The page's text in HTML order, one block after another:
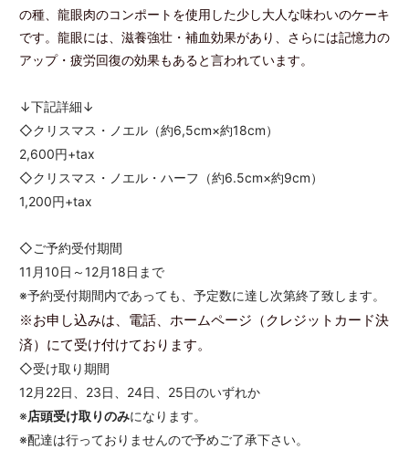
の種、龍眼肉のコンポートを使用した少し大人な味わいのケーキ
です。 龍眼には、滋養強壮・補血効果があり、さらには記憶力の
アップ・疲労回復の効果もあると言われています。
↓下記詳細↓
◇クリスマス・ノエル（約6,5cm×約18cm）
2,600円+tax
◇クリスマス・ノエル・ハーフ（約6.5cm×約9cm）
1,200円+tax
◇ご予約受付期間
11月10日～12月18日まで
※予約受付期間内であっても、予定数に達し次第終了致します。
※お申し込みは、電話、ホームページ（クレジットカード決
済）にて受け付けております。
◇受け取り期間
12月22日、23日、24日、25日のいずれか
※店頭受け取りのみになります。
※配達は行っておりませんので予めご了承下さい。